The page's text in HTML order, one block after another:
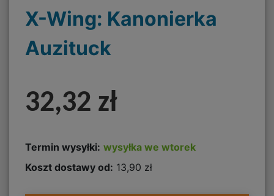
X-Wing: Kanonierka
Auzituck
32,32 zł
Termin wysyłki: wysyłka we wtorek
Koszt dostawy od: 13,90 zł